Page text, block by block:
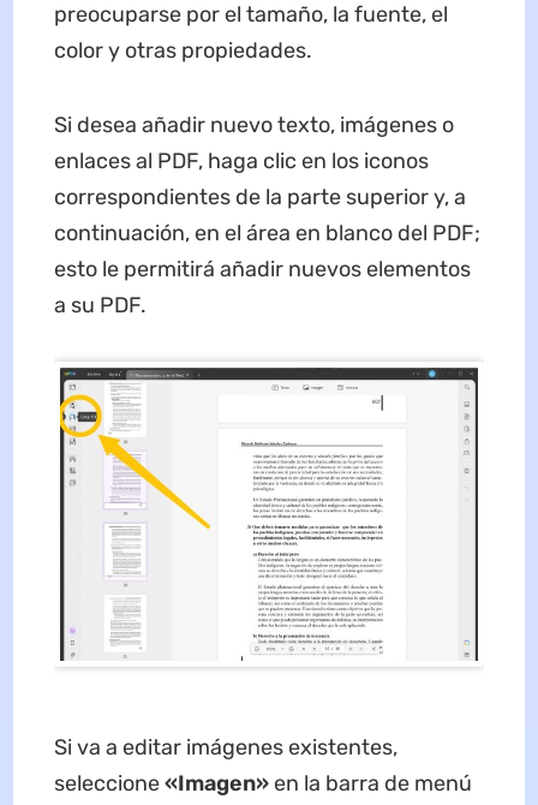
preocuparse por el tamaño, la fuente, el
color y otras propiedades.
Si desea añadir nuevo texto, imágenes o
enlaces al PDF, haga clic en los iconos
correspondientes de la parte superior y, a
continuación, en el área en blanco del PDF;
esto le permitirá añadir nuevos elementos
a su PDF.
Si va a editar imágenes existentes,
seleccione«Imagen» en la barra de menú